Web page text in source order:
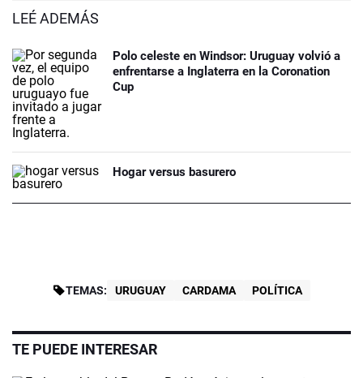
LEÉ ADEMÁS
Polo celeste en Windsor: Uruguay volvió a
enfrentarse a Inglaterra en la Coronation
Cup
Hogar versus basurero
TEMAS: URUGUAY CARDAMA POLÍTICA
TE PUEDE INTERESAR